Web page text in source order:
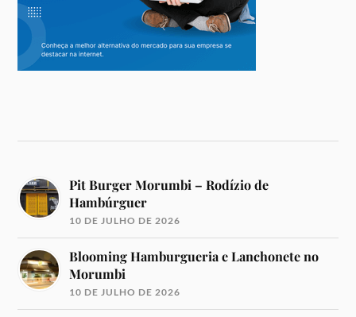
Pit Burger Morumbi – Rodízio de
Hambúrguer
10 DE JULHO DE 2026
Blooming Hamburgueria e Lanchonete no
Morumbi
10 DE JULHO DE 2026